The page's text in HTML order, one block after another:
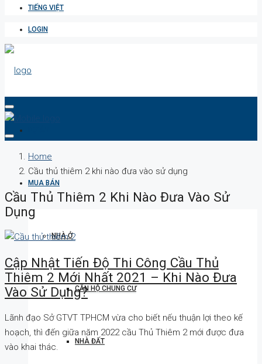
TIẾNG VIỆT
LOGIN
MUA BÁN
NHÀ Ở
CĂN HỘ CHUNG CƯ
NHÀ ĐẤT
Home
Cầu thủ thiêm 2 khi nào đưa vào sử dụng
Cầu Thủ Thiêm 2 Khi Nào Đưa Vào Sử
Dụng
Cập Nhật Tiến Độ Thi Công Cầu Thủ
Thiêm 2 Mới Nhất 2021 – Khi Nào Đưa
Vào Sử Dụng?
Lãnh đạo Sở GTVT TPHCM vừa cho biết nếu thuận lợi theo kế
hoạch, thì đến giữa năm 2022 cầu Thủ Thiêm 2 mới được đưa
vào khai thác.